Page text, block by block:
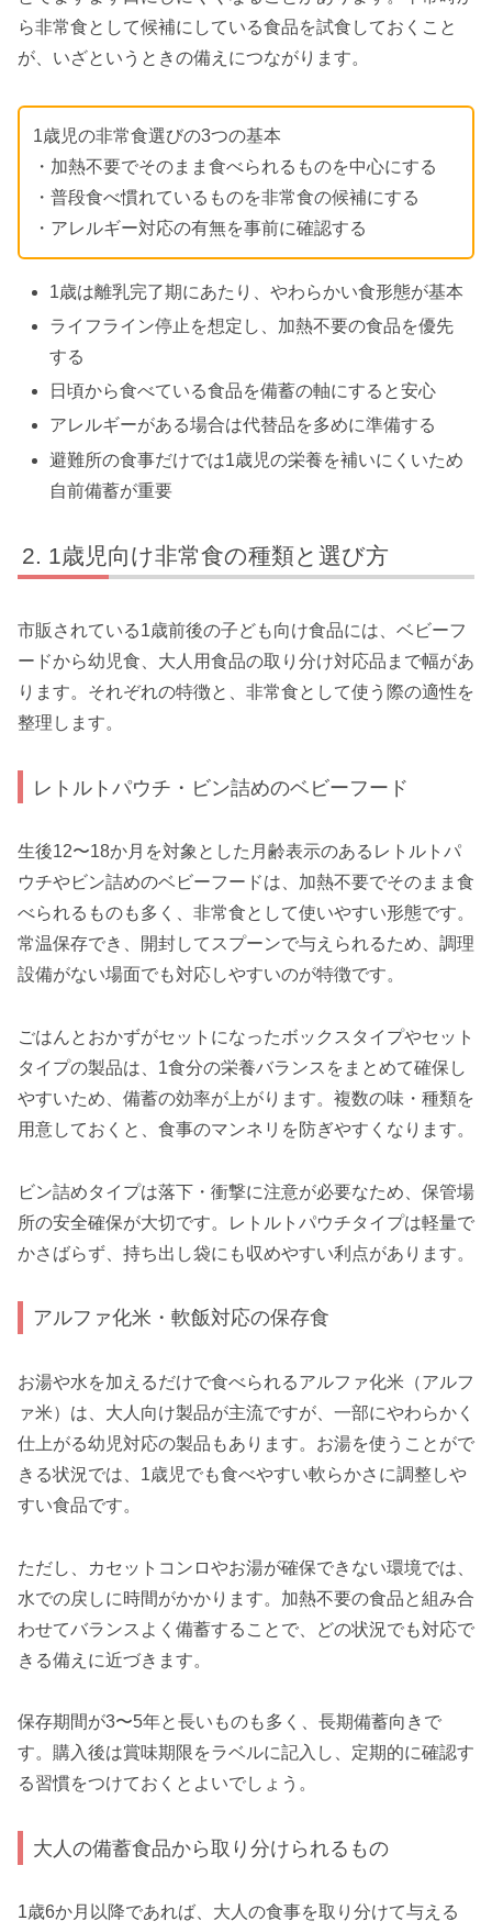
ら非常食として候補にしている食品を試食しておくこと
が、いざというときの備えにつながります。
1歳児の非常食選びの3つの基本
・加熱不要でそのまま食べられるものを中心にする
・普段食べ慣れているものを非常食の候補にする
・アレルギー対応の有無を事前に確認する
1歳は離乳完了期にあたり、やわらかい食形態が基本
ライフライン停止を想定し、加熱不要の食品を優先
する
日頃から食べている食品を備蓄の軸にすると安心
アレルギーがある場合は代替品を多めに準備する
避難所の食事だけでは1歳児の栄養を補いにくいため
自前備蓄が重要
1歳児向け非常食の種類と選び方
市販されている1歳前後の子ども向け食品には、ベビーフ
ードから幼児食、大人用食品の取り分け対応品まで幅があ
ります。それぞれの特徴と、非常食として使う際の適性を
整理します。
レトルトパウチ・ビン詰めのベビーフード
生後12〜18か月を対象とした月齢表示のあるレトルトパ
ウチやビン詰めのベビーフードは、加熱不要でそのまま食
べられるものも多く、非常食として使いやすい形態です。
常温保存でき、開封してスプーンで与えられるため、調理
設備がない場面でも対応しやすいのが特徴です。
ごはんとおかずがセットになったボックスタイプやセット
タイプの製品は、1食分の栄養バランスをまとめて確保し
やすいため、備蓄の効率が上がります。複数の味・種類を
用意しておくと、食事のマンネリを防ぎやすくなります。
ビン詰めタイプは落下・衝撃に注意が必要なため、保管場
所の安全確保が大切です。レトルトパウチタイプは軽量で
かさばらず、持ち出し袋にも収めやすい利点があります。
アルファ化米・軟飯対応の保存食
お湯や水を加えるだけで食べられるアルファ化米（アルフ
ァ米）は、大人向け製品が主流ですが、一部にやわらかく
仕上がる幼児対応の製品もあります。お湯を使うことがで
きる状況では、1歳児でも食べやすい軟らかさに調整しや
すい食品です。
ただし、カセットコンロやお湯が確保できない環境では、
水での戻しに時間がかかります。加熱不要の食品と組み合
わせてバランスよく備蓄することで、どの状況でも対応で
きる備えに近づきます。
保存期間が3〜5年と長いものも多く、長期備蓄向きで
す。購入後は賞味期限をラベルに記入し、定期的に確認す
る習慣をつけておくとよいでしょう。
大人の備蓄食品から取り分けられるもの
1歳6か月以降であれば、大人の食事を取り分けて与える